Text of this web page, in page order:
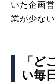
いた企画
業が少な
「ど
い毎日